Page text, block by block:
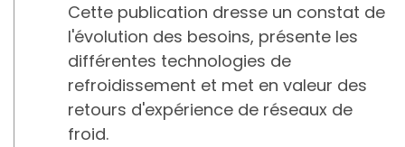
Cette publication dresse un constat de
l'évolution des besoins, présente les
différentes technologies de
refroidissement et met en valeur des
retours d'expérience de réseaux de
froid.